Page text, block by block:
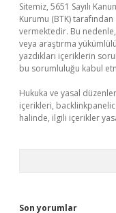
Sitemiz, 5651 Sayılı
Kurumu (BTK)
vermektedir. Bu
veya araştırma
yazdıkları içeriklerin
bu sorumluluğu kabul
Hukuka ve yasal
içerikleri,
halinde, ilgili içerikler
Son yorumlar